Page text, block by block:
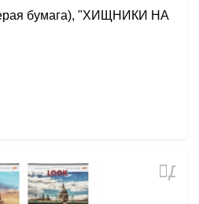
бумага), "ХИЩНИКИ НА